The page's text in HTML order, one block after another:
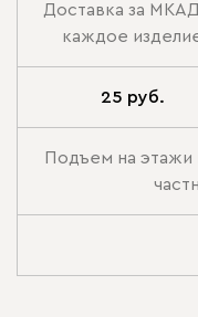
Доставка за МКАД
каждое
25 руб.
Подъем на этажи